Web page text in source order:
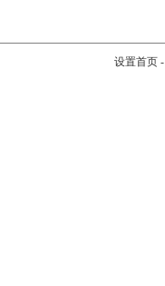
设置首页-